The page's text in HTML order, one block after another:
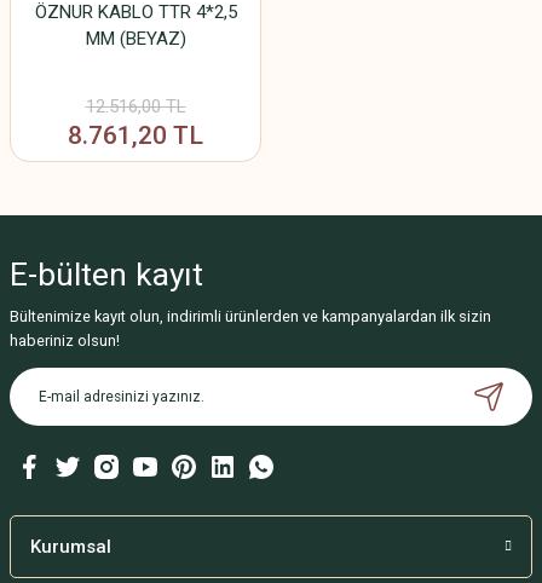
ÖZNUR KABLO TTR 4*2,5
MM (BEYAZ)
12.516,00 TL
8.761,20 TL
E-bülten kayıt
Bültenimize kayıt olun, indirimli ürünlerden ve kampanyalardan ilk sizin
haberiniz olsun!
Kurumsal